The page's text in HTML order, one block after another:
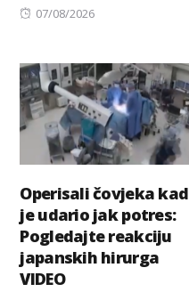
Posted
07/08/2026
Operisali čovjeka kad
je udario jak potres:
Pogledajte reakciju
japanskih hirurga
VIDEO